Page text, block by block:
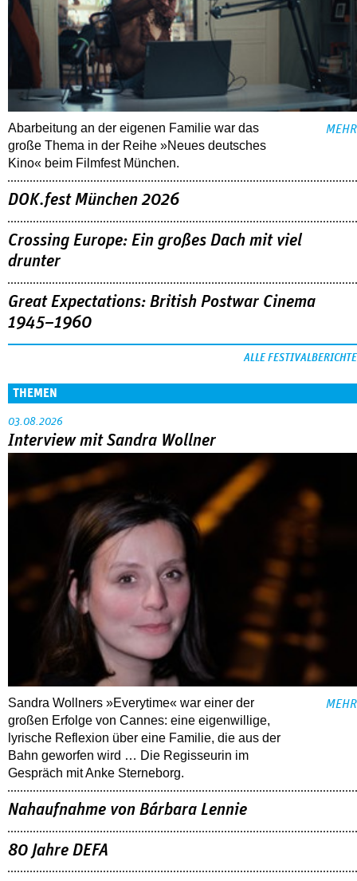
Abarbeitung an der eigenen Familie war das
große Thema in der Reihe »Neues deutsches
Kino« beim Filmfest München.
MEHR
DOK.fest München 2026
Crossing Europe: Ein großes Dach mit viel
drunter
Great Expectations: British Postwar Cinema
1945–1960
ALLE FESTIVALBERICHTE
THEMEN
03.08.2026
Interview mit Sandra Wollner
Sandra Wollners »Everytime« war einer der
großen Erfolge von Cannes: eine eigenwillige,
lyrische Reflexion über eine ­Familie, die aus der
Bahn geworfen wird … Die Regisseurin im
Gespräch mit Anke Sterneborg.
MEHR
Nahaufnahme von Bárbara Lennie
80 Jahre DEFA